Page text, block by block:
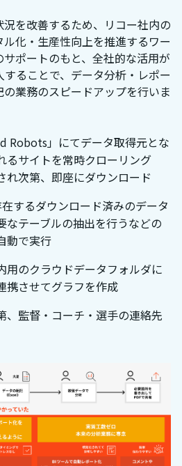
を改善するため、リコー社内の
化・生産性向上を推進するワー
ポートのもと、全社的な活用が
ることで、データ分析・レポー
業務のスピードアップを行いま
Robots」にてデータ取得元とな
るサイトを常時クローリング
れ次第、即座にダウンロード
するダウンロード済みのデータ
なテーブルの抽出を行うなどの
動で実行
用のクラウドデータフォルダに
携させてグラフを作成
、監督・コーチ・選手の連絡先